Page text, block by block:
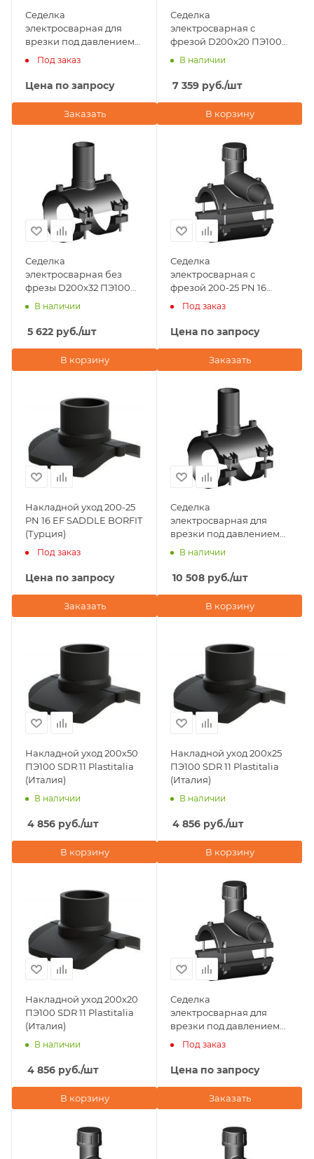
Седелка
электросварная для
врезки под давлением
200х40 NTG Plastik
(Турция)
Под заказ
Цена по запросу
Заказать
Седелка
электросварная с
фрезой D200х20 ПЭ100
SDR 11 Eurostandard
В наличии
7 359 руб./шт
В корзину
Седелка
электросварная без
фрезы D200х32 ПЭ100
SDR 11 Eurostandard
В наличии
5 622 руб./шт
В корзину
Седелка
электросварная с
фрезой 200-25 PN 16
TAPPING TEE WITHOUT
VALVE BORFIT (Турция)
Под заказ
Цена по запросу
Заказать
Накладной уход 200-25
PN 16 EF SADDLE BORFIT
(Турция)
Под заказ
Цена по запросу
Заказать
Седелка
электросварная для
врезки под давлением
D200х50 ПЭ100 SDR 11
В наличии
10 508 руб./шт
В корзину
Накладной уход 200х50
ПЭ100 SDR 11 Plastitalia
(Италия)
В наличии
4 856 руб./шт
В корзину
Накладной уход 200х25
ПЭ100 SDR 11 Plastitalia
(Италия)
В наличии
4 856 руб./шт
В корзину
Накладной уход 200х20
ПЭ100 SDR 11 Plastitalia
(Италия)
В наличии
4 856 руб./шт
В корзину
Седелка
электросварная для
врезки под давлением
200х32 NTG Plastik
(Турция)
Под заказ
Цена по запросу
Заказать